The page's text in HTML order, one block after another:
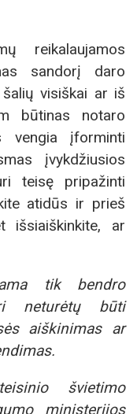
reikalaujamos
sandorį daro
visiškai ar iš
būtinas notaro
vengia įforminti
įvykdžiusios
teisę pripažinti
atidūs ir prieš
išsiaiškinkite, ar
tik bendro
neturėtų būti
aiškinimas ar
švietimo
ministerijos